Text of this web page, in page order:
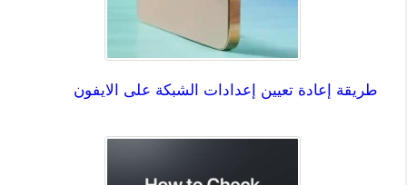
طريقة إعادة تعيين إعدادات الشبكة على الايفون